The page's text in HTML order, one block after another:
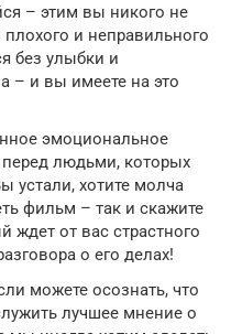
– этим вы никого не
и неправильного
без улыбки и
– и вы имеете на это
эмоциональное
людьми, которых
устали, хотите молча
фильм – так и скажите
ждет от вас страстного
о его делах!
можете осознать, что
лучшее мнение о